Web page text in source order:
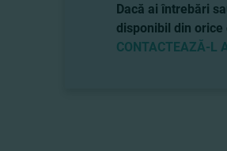
Dacă ai întrebări
disponibil din orice
CONTACTEAZĂ-L